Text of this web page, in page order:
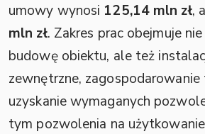
umowy wynosi 125,14 mln zł,
mln zł. Zakres prac obejmuje
budowę obiektu, ale też
zewnętrzne, zagospodarowanie
uzyskanie wymaganych
tym pozwolenia na